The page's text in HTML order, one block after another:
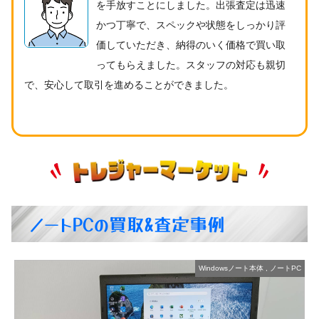
を手放すことにしました。出張査定は迅速
かつ丁寧で、スペックや状態をしっかり評
価していただき、納得のいく価格で買い取
ってもらえました。スタッフの対応も親切
で、安心して取引を進めることができました。
ノートPCの買取&査定事例
Windowsノート本体 ノートPC